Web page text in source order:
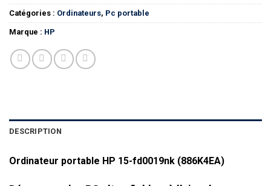
Catégories : Ordinateurs, Pc portable
Marque : HP
DESCRIPTION
Ordinateur portable HP 15-fd0019nk (886K4EA)